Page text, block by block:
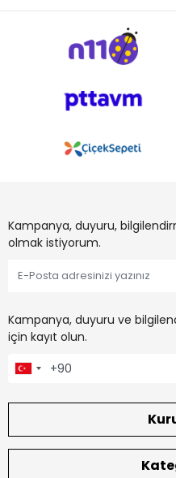
Kampanya, duyuru,
olmak istiyorum.
Kampanya, duyuru ve
için kayıt olun.